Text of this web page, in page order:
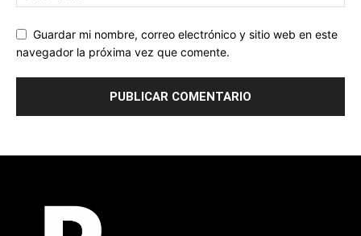
Guardar mi nombre, correo electrónico y sitio web en este
navegador la próxima vez que comente.